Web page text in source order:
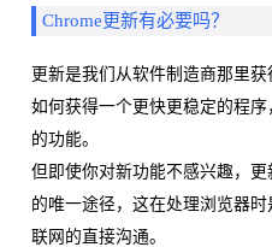
Chrome更新有必要吗？
更新是我们从软件制造商那里
如何获得一个更快更稳定的程
的功能。
但即使你对新功能不感兴趣，更
的唯一途径，这在处理浏览器
联网的直接沟通。